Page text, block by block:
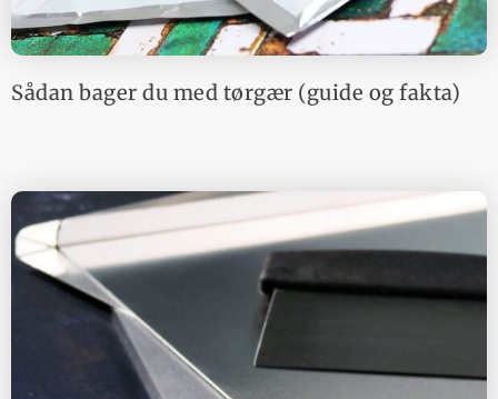
Sådan bager du med tørgær (guide og fakta)